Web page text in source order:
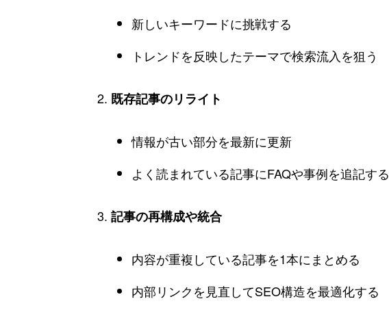
新しいキーワードに挑戦する
トレンドを反映したテーマで検索流入を狙う
既存記事のリライト
情報が古い部分を最新に更新
よく読まれている記事にFAQや事例を追記する
記事の再構成や統合
内容が重複している記事を1本にまとめる
内部リンクを見直してSEO構造を最適化する